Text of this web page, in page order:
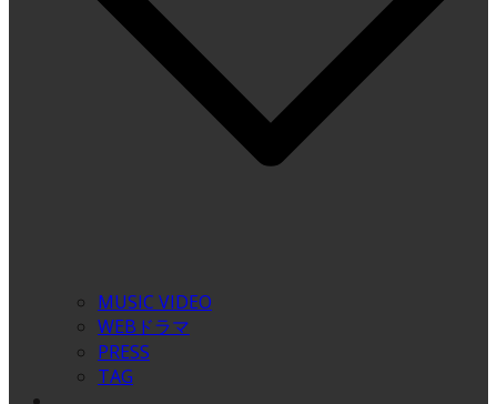
MUSIC VIDEO
WEBドラマ
PRESS
TAG